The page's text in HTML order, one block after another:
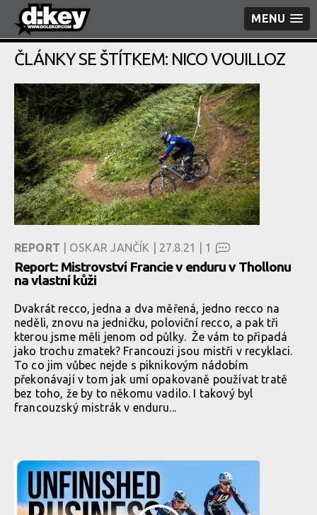
MENU
ČLÁNKY SE ŠTÍTKEM: NICO VOUILLOZ
REPORT | OSKAR JANČÍK | 27.8.21 | 1
Report: Mistrovství Francie v enduru v Thollonu
na vlastní kůži
Dvakrát recco, jedna a dva měřená, jedno recco na
neděli, znovu na jedničku, poloviční recco, a pak tři
kterou jsme měli jenom od půlky. Že vám to připadá
jako trochu zmatek? Francouzi jsou mistři v recyklaci.
To co jim vůbec nejde s piknikovým nádobím
překonávají v tom jak umí opakovaně používat tratě
bez toho, že by to někomu vadilo. I takový byl
francouzský mistrák v enduru...